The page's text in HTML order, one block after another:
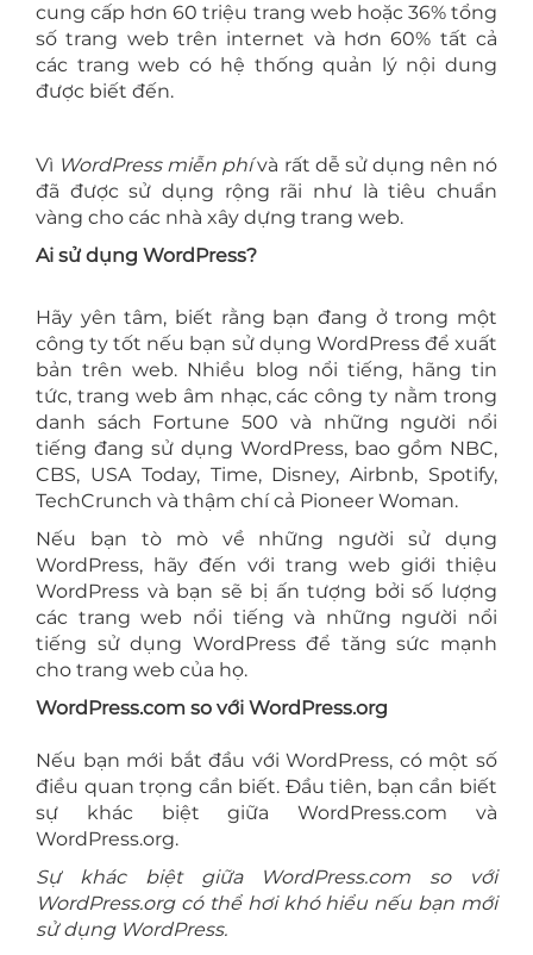
cung cấp hơn 60 triệu trang web hoặc 36% tổng
số trang web trên internet và hơn 60% tất cả
các trang web có hệ thống quản lý nội dung
được biết đến.
Vì WordPress miễn phívà rất dễ sử dụng nên nó
đã được sử dụng rộng rãi như là tiêu chuẩn
vàng cho các nhà xây dựng trang web.
Ai sử dụng WordPress?
Hãy yên tâm, biết rằng bạn đang ở trong một
công ty tốt nếu bạn sử dụng WordPress để xuất
bản trên web. Nhiều blog nổi tiếng, hãng tin
tức, trang web âm nhạc, các công ty nằm trong
danh sách Fortune 500 và những người nổi
tiếng đang sử dụng WordPress, bao gồm NBC,
CBS, USA Today, Time, Disney, Airbnb, Spotify,
TechCrunch và thậm chí cả Pioneer Woman.
Nếu bạn tò mò về những người sử dụng
WordPress, hãy đến với trang web giới thiệu
WordPress và bạn sẽ bị ấn tượng bởi số lượng
các trang web nổi tiếng và những người nổi
tiếng sử dụng WordPress để tăng sức mạnh
cho trang web của họ.
WordPress.com so với WordPress.org
Nếu bạn mới bắt đầu với WordPress, có một số
điều quan trọng cần biết. Đầu tiên, bạn cần biết
sự khác biệt giữa WordPress.com và
WordPress.org.
Sự khác biệt giữa WordPress.com so với
WordPress.org có thể hơi khó hiểu nếu bạn mới
sử dụng WordPress.